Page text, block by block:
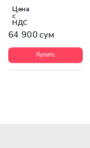
Цена
с
НДС
64 900 сум
Купить